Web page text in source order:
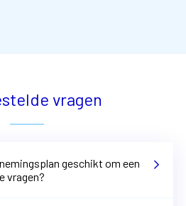
vragen
geschikt om een
vragen?